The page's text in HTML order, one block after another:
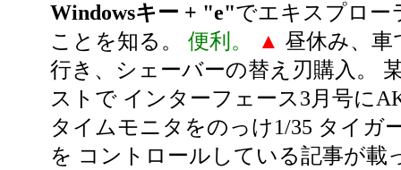
Windowsキー + "e"でエキスプロー
ことを知る。 便利。 ▲ 昼休み、車
行き、シェーバーの替え刃購入。
ストで インターフェース3月号に
タイムモニタをのっけ1/35 タイガ
を コントロールしている記事が載